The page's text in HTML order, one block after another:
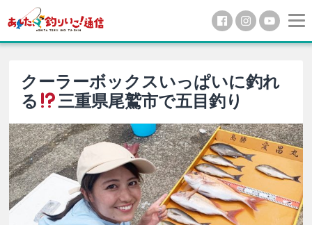
クーラーボックスいっぱいに釣れ
る
三重県尾鷲市で五目釣り